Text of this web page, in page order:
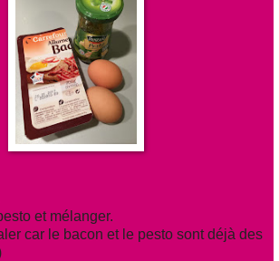
et mélanger.
car le bacon et le pesto sont déjà des